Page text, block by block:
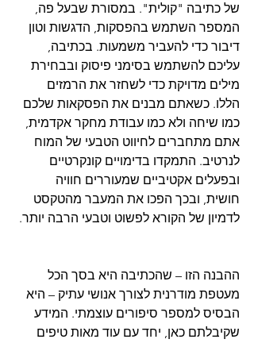
של כתיבה "קולית". במסורת שבעל פה,
המספר השתמש בהפסקות, הדגשות וטון
דיבור כדי להעביר משמעות. בכתיבה,
עליכם להשתמש בסימני פיסוק ובבחירת
מילים מדויקת כדי לשחזר את הרמזים
הללו. כשאתם מבנים את הפסקאות שלכם
כמו שיחה ולא כמו עבודת מחקר אקדמית,
אתם מתחברים לחיווט הטבעי של המוח
לנרטיב. התמקדו בדימויים קונקרטיים
ובפעלים אקטיביים שמעוררים חוויה
חושית, ובכך הפכו את המעבר מהטקסט
ההבנה הזו – שהכתיבה היא בסך הכל
מעטפת מודרנית לצורך אנושי עתיק – היא
הבסיס למספר סיפורים עוצמתי. המידע
שקיבלתם כאן, יחד עם עוד מאות טיפים